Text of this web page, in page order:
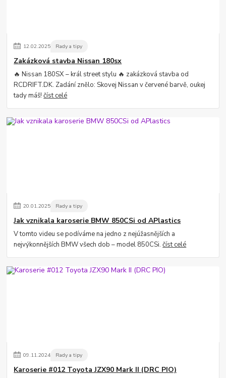
12.02.2025 Rady a tipy
Zakázková stavba Nissan 180sx
🔥 Nissan 180SX – král street stylu 🔥 zakázková stavba od
RCDRIFT.DK. Zadání znělo: Skovej Nissan v červené barvě, oukej
tady máš!číst celé
20.01.2025 Rady a tipy
Jak vznikala karoserie BMW 850CSi od APlastics
V tomto videu se podíváme na jedno z nejúžasnějších a
nejvýkonnějších BMW všech dob – model 850CSi.číst celé
09.11.2024 Rady a tipy
Karoserie #012 Toyota JZX90 Mark II (DRC PIO)